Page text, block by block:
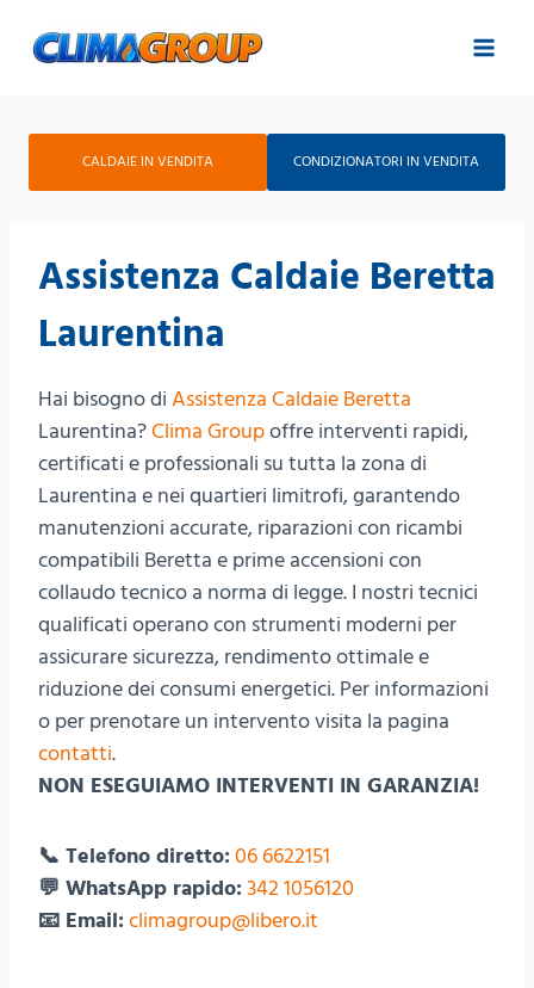
CALDAIE IN VENDITA CONDIZIONATORI IN VENDITA
Assistenza Caldaie Beretta
Laurentina
Hai bisogno di Assistenza Caldaie Beretta
Laurentina?Clima Groupoffre interventi rapidi,
certificati e professionali su tutta la zona di
Laurentina e nei quartieri limitrofi, garantendo
manutenzioni accurate, riparazioni con ricambi
compatibili Beretta e prime accensioni con
collaudo tecnico a norma di legge. I nostri tecnici
qualificati operano con strumenti moderni per
assicurare sicurezza, rendimento ottimale e
riduzione dei consumi energetici. Per informazioni
o per prenotare un intervento visita la pagina
contatti.
NON ESEGUIAMO INTERVENTI IN GARANZIA!
📞 Telefono diretto: 06 6622151
💬 WhatsApp rapido: 342 1056120
📧 Email: climagroup@libero.it